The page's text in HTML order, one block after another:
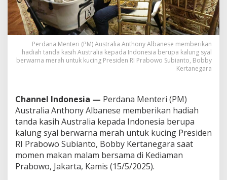
a
b
o
w
o
,
T
a
i
n
t
a
u
n
t
Perdana Menteri (PM) Australia Anthony Albanese memberikan
hadiah tanda kasih Australia kepada Indonesia berupa kalung syal
berwarna merah untuk kucing Presiden RI Prabowo Subianto, Bobby
Kertanegara
Channel Indonesia — Perdana Menteri (PM)
Australia Anthony Albanese memberikan hadiah
tanda kasih Australia kepada Indonesia berupa
kalung syal berwarna merah untuk kucing Presiden
RI Prabowo Subianto, Bobby Kertanegara saat
momen makan malam bersama di Kediaman
Prabowo, Jakarta, Kamis (15/5/2025).